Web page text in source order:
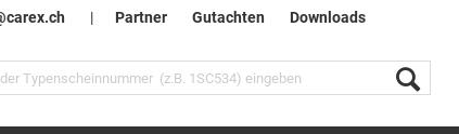
| Partner Gutachten Downloads